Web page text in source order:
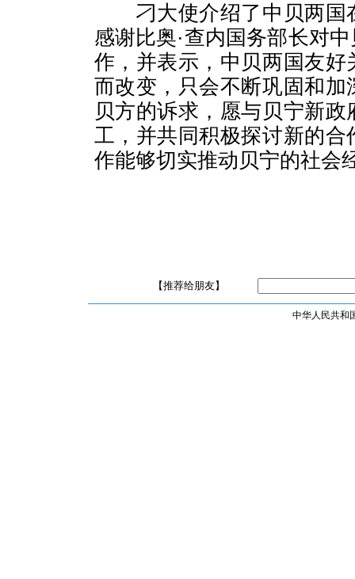
刁大使介绍了中贝两
感谢比奥·查内国务部长对
作，并表示，中贝两国友
而改变，只会不断巩固和
贝方的诉求，愿与贝宁新
工，并共同积极探讨新的
作能够切实推动贝宁的社会
【推荐给朋友】
中华人民共和